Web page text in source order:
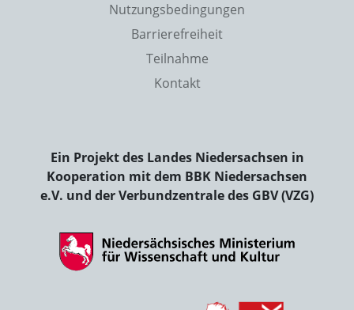
Nutzungsbedingungen
Barrierefreiheit
Teilnahme
Kontakt
Ein Projekt des Landes Niedersachsen in
Kooperation mit dem BBK Niedersachsen
e.V. und der Verbundzentrale des GBV (VZG)